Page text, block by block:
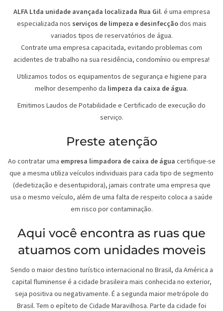
ALFA Ltda unidade avançada localizada Rua Gil. é uma empresa
especializada nos serviços de limpeza e desinfecçãodos mais
variados tipos de reservatórios de água.
Contrate uma empresa capacitada, evitando problemas com
acidentes de trabalho na sua residência, condomínio ou empresa!
Utilizamos todos os equipamentos de segurança e higiene para
melhor desempenho da limpeza da caixa de água.
Emitimos Laudos de Potabilidade e Certificado de execução do
serviço.
Preste atenção
Ao contratar uma empresa limpadora de caixa de água certifique-se
que a mesma utiliza veículos individuais para cada tipo de segmento
(dedetização e desentupidora), jamais contrate uma empresa que
usa o mesmo veículo, além de uma falta de respeito coloca a saúde
em risco por contaminação.
Aqui você encontra as ruas que
atuamos com unidades moveis
Sendo o maior destino turístico internacional no Brasil, da América a
capital fluminense é a cidade brasileira mais conhecida no exterior,
seja positiva ou negativamente. É a segunda maior metrópole do
Brasil. Tem o epíteto de Cidade Maravilhosa. Parte da cidade foi